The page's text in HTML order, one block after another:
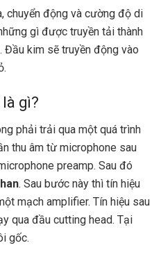
chuyển động và cường độ di
gì được truyền tải thành
Đầu kim sẽ truyền động vào
gì?
phải trải qua một quá trình
thu âm từ microphone sau
preamp. Sau đó
. Sau bước này thì tín hiệu
mạch amplifier. Tín hiệu sau
qua đầu cutting head. Tại
gốc.